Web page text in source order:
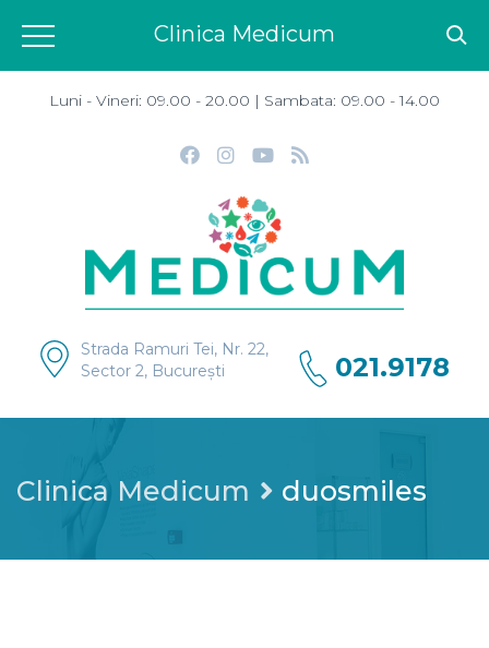
Luni - Vineri: 09.00 - 20.00 | Sambata: 09.00 - 14.00
Strada Ramuri Tei, Nr. 22,
Sector 2, București
021.9178
Clinica Medicum duosmiles
Clinica Medicum